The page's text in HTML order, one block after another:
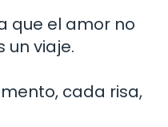
que el amor no
un viaje.
cada risa,